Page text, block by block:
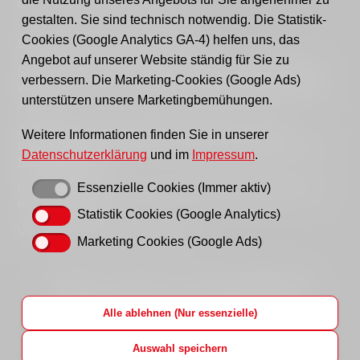
Sprechzeiten Geschäftsstelle:
Sie erreichen uns persönlich telefonisch donnerstags
von 9–12 Uhr bzw. dienstags und donnerstags von 14–
16 Uhr.
Außerhalb der Sprechzeiten erreichen Sie uns
Kontaktformular.
Gern können Sie uns auch einen Brief schreiben oder
ein Fax senden.
Vielen Dank für Ihr Verständnis!
Hinweisgeberportal
AWO LAG Brandenburg
AWO Bundesverband
AWO Jobs Login
gestalten. Sie sind technisch notwendig. Die Statistik-
Cookies (Google Analytics GA-4) helfen uns, das
Angebot auf unserer Website ständig für Sie zu
verbessern. Die Marketing-Cookies (Google Ads)
unterstützen unsere Marketingbemühungen.
Weitere Informationen finden Sie in unserer
Datenschutzerklärung und im Impressum.
Essenzielle Cookies (Immer aktiv)
Statistik Cookies (Google Analytics)
Marketing Cookies (Google Ads)
Alle ablehnen (Nur essenzielle)
Auswahl speichern